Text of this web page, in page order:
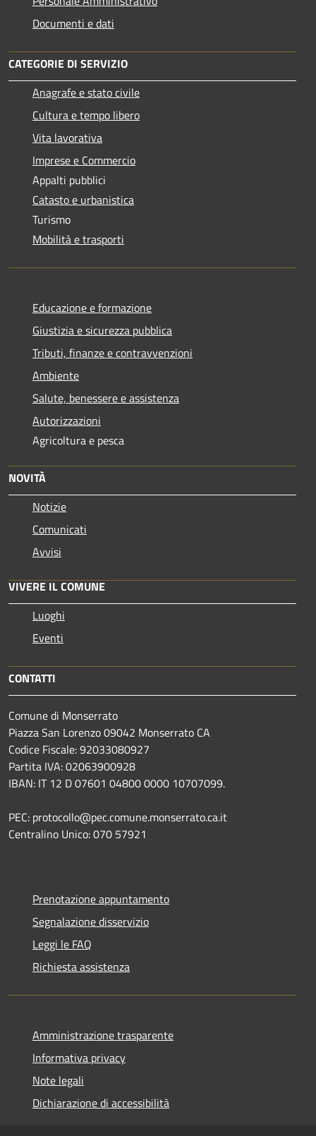
Documenti e dati
CATEGORIE DI SERVIZIO
Anagrafe e stato civile
Cultura e tempo libero
Vita lavorativa
Imprese e Commercio
Appalti pubblici
Catasto e urbanistica
Turismo
Mobilità e trasporti
Educazione e formazione
Giustizia e sicurezza pubblica
Tributi, finanze e contravvenzioni
Ambiente
Salute, benessere e assistenza
Autorizzazioni
Agricoltura e pesca
NOVITÀ
Notizie
Comunicati
Avvisi
VIVERE IL COMUNE
Luoghi
Eventi
CONTATTI
Comune di Monserrato
Piazza San Lorenzo 09042 Monserrato CA
Codice Fiscale: 92033080927
Partita IVA: 02063900928
IBAN: IT 12 D 07601 04800 0000 10707099.
PEC: protocollo@pec.comune.monserrato.ca.it
Centralino Unico: 070 57921
Prenotazione appuntamento
Segnalazione disservizio
Leggi le FAQ
Richiesta assistenza
Amministrazione trasparente
Informativa privacy
Note legali
Dichiarazione di accessibilità